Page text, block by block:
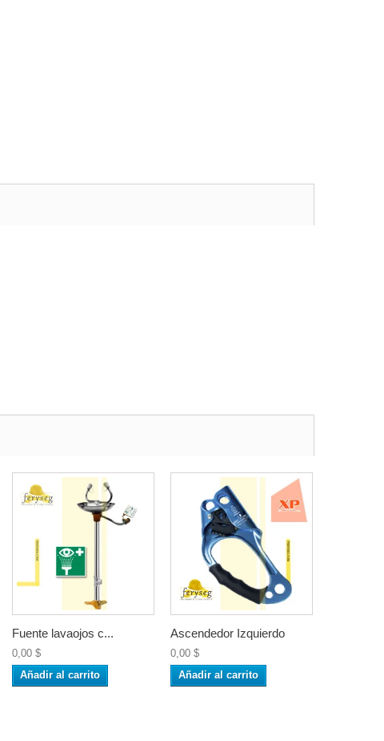
Fuente lavaojos c...
0,00 $
Añadir al carrito
Ascendedor Izquierdo
0,00 $
Añadir al carrito